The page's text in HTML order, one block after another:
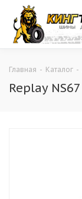
Главная - Каталог -
Replay NS67